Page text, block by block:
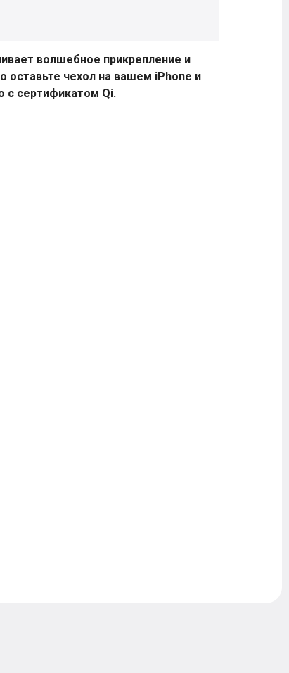
волшебное прикрепление и
оставьте чехол на вашем iPhone и
с сертификатом Qi.